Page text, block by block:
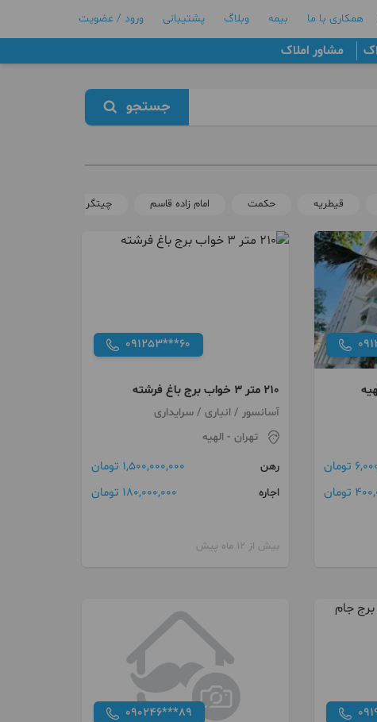
همکاری با ما بیمه وبلاگ پشتیبانی ورود / عضویت
مشاور املاک
جستجو
قیطریه حکمت امام زاده قاسم چیتگر
تومان
تومان
091253***60
۲۱۰ متر ۳ خواب برج باغ فرشته
آسانسور / انباری / سرایداری
تهران - الهیه
رهن
1,500,000,000 تومان
اجاره 180,000,000 تومان
بیش از 12 ماه پیش
090246***89